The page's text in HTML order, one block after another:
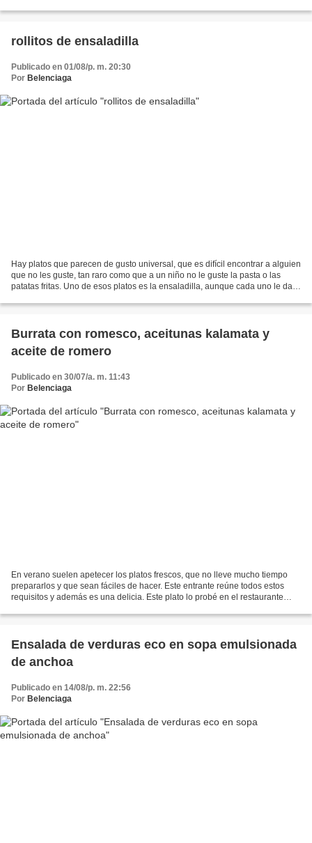
rollitos de ensaladilla
Publicado en 01/08/p. m. 20:30
Por Belenciaga
Hay platos que parecen de gusto universal, que es difícil encontrar a alguien
que no les guste, tan raro como que a un niño no le guste la pasta o las
patatas fritas. Uno de esos platos es la ensaladilla, aunque cada uno le da
Burrata con romesco, aceitunas kalamata y
aceite de romero
Publicado en 30/07/a. m. 11:43
Por Belenciaga
En verano suelen apetecer los platos frescos, que no lleve mucho tiempo
prepararlos y que sean fáciles de hacer. Este entrante reúne todos estos
requisitos y además es una delicia. Este plato lo probé en el restaurante
Ensalada de verduras eco en sopa emulsionada
de anchoa
Publicado en 14/08/p. m. 22:56
Por Belenciaga